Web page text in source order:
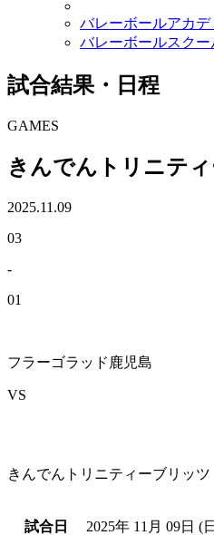
バレーボールアカデ
バレーボールスクー
試合結果・日程
GAMES
きんでんトリニテ
2025.11.09
03
-
01
フラーゴラッド鹿児島
VS
きんでんトリニティーブリッツ
試合日
2025年 11月 09日 (